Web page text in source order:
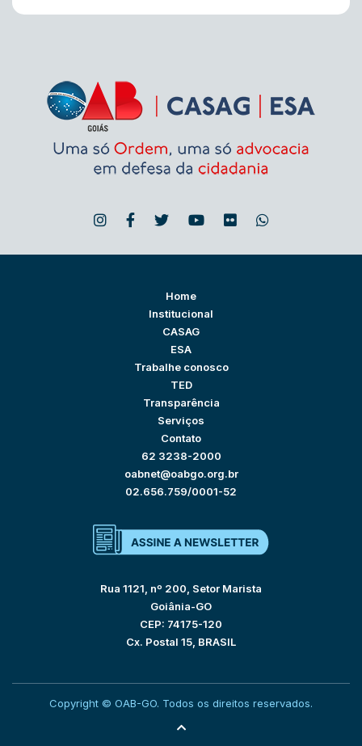
Home
Institucional
CASAG
ESA
Trabalhe conosco
TED
Transparência
Serviços
Contato
62 3238-2000
oabnet@oabgo.org.br
02.656.759/0001-52
Rua 1121, nº 200, Setor Marista
Goiânia-GO
CEP: 74175-120
Cx. Postal 15, BRASIL
Copyright © OAB-GO. Todos os direitos reservados.